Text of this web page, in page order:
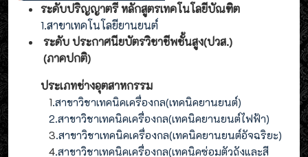
ระดับปริญญาตรี หลักสูตรเทคโนโลยีบัณฑิต
1.สาขาเทคโนโลยียานยนต์
ระดับ ประกาศนียบัตรวิชาชีพชั้นสูง(ปวส.)
(ภาคปกติ)
ประเภทช่างอุตสาหกรรม
1.สาขาวิชาเทคนิคเครื่องกล(เทคนิคยานยนต์)
2.สาขาวิชาเทคนิคเครื่องกล(เทคนิคยานยนต์ไฟฟ้า)
3.สาขาวิชาเทคนิคเครื่องกล(เทคนิคยานยนต์อัจฉริยะ)
4.สาขาวิชาเทคนิคเครื่องกล(เทคนิคซ่อมตัวถังและสี